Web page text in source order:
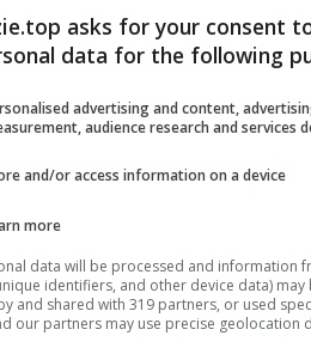
di giustizia ambientale ,
di controlli
asks for your consent
data for the following
advertising and content,
audience research and services
and/or access information on a device
more
data will be processed and information
identifiers, and other device data) may
and shared with 319 partners, or used
our partners may use precise geolocation